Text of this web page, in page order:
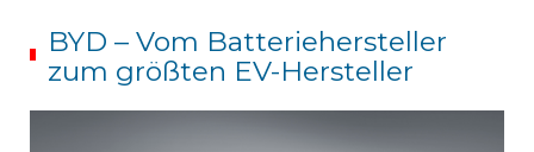
BYD – Vom Batteriehersteller
zum größten EV-Hersteller